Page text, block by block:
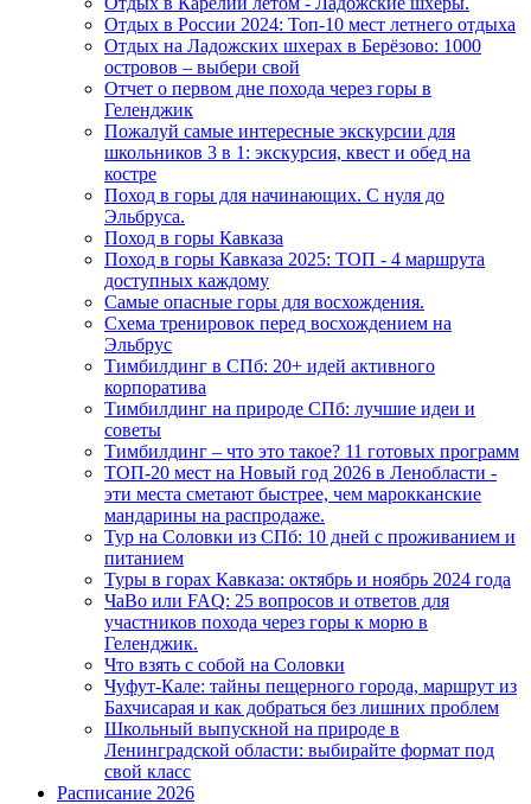
Отдых в России 2024: Топ-10 мест летнего отдыха
Отдых на Ладожских шхерах в Берёзово: 1000
островов – выбери свой
Отчет о первом дне похода через горы в
Геленджик
Пожалуй самые интересные экскурсии для
школьников 3 в 1: экскурсия, квест и обед на
костре
Поход в горы для начинающих. С нуля до
Эльбруса.
Поход в горы Кавказа
Поход в горы Кавказа 2025: ТОП - 4 маршрута
доступных каждому
Самые опасные горы для восхождения.
Схема тренировок перед восхождением на
Эльбрус
Тимбилдинг в СПб: 20+ идей активного
корпоратива
Тимбилдинг на природе СПб: лучшие идеи и
советы
Тимбилдинг – что это такое? 11 готовых программ
ТОП-20 мест на Новый год 2026 в Ленобласти -
эти места сметают быстрее, чем марокканские
мандарины на распродаже.
Тур на Соловки из СПб: 10 дней с проживанием и
питанием
Туры в горах Кавказа: октябрь и ноябрь 2024 года
ЧаВо или FAQ: 25 вопросов и ответов для
участников похода через горы к морю в
Геленджик.
Что взять с собой на Соловки
Чуфут-Кале: тайны пещерного города, маршрут из
Бахчисарая и как добраться без лишних проблем
Школьный выпускной на природе в
Ленинградской области: выбирайте формат под
свой класс
Расписание 2026